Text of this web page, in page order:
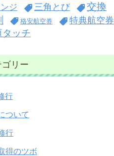
ジ 三角とび
交換
格安航空券 特典航空券
タッチ
ゴリー
行
ついて
行
得のツボ